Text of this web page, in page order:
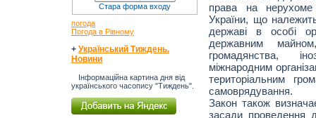
Стара форма входу
погода
Погода в Рівному
+ Український Тиждень.
Новини
Інформаційна картина дня від
українського часопису "Тиждень".
права на нерухоме
України, що
державі в особі
державним
громадянства,
міжнародним
територіальним
самоврядування.
Закон також визначає
засади проведення